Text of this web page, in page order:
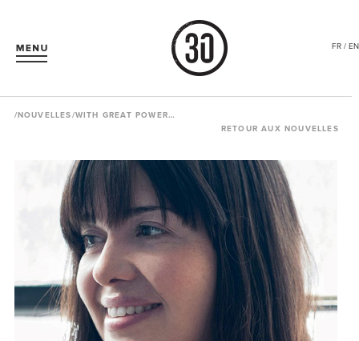
FR / EN
/NOUVELLES/WITH GREAT POWER…
RETOUR AUX NOUVELLES